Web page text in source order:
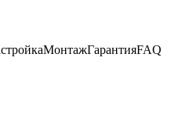
МонтажГарантияFAQ